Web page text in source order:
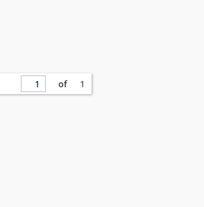
of 1